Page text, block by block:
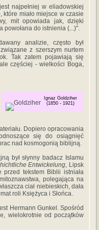
najpełniej w eliadowskiej
miało miejsce w czasie
mit opowiada jak, dzięki
powołana do istnienia (...)".
analizie, często był
z szerszym nurtem
Tak zatem pojawiają się
częściej - wielkości Boga,
Ignaz Goldziher
(1850 - 1921)
Dopiero opracowania
się do osiągnięć
nad kosmogonią biblijną.
był słynny badacz Islamu
Entwickelung, Lipsk
tekstem Biblii istniała
polegająca na
ciał niebieskich, dała
roli Księżyca i Słońca.
Hermann Gunkel. Spośród
wielokrotnie od początków